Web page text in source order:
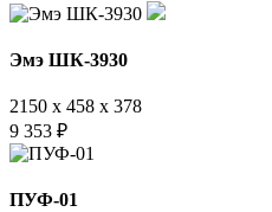
Эмэ ШК-3930
2150 x 458 x 378
9 353 ₽
ПУФ-01